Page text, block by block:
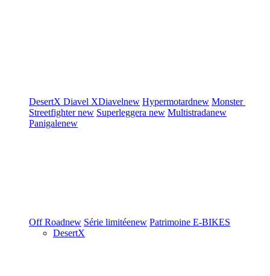
DesertX Diavel XDiavelnew Hypermotardnew Monster
Streetfighternew Superleggera new Multistradanew
Panigalenew
Off Roadnew Série limitéenew Patrimoine E-BIKES
DesertX